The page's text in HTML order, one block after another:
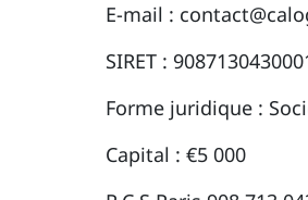
E-mail :
SIRET :
Forme juridique :
Capital : €5 000